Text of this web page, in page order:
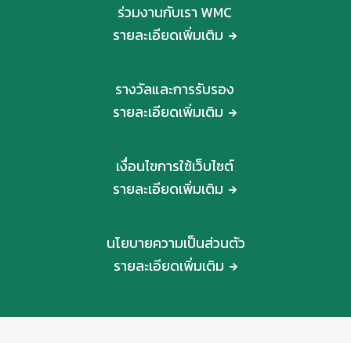
ร่วมงานกับเรา WMC
รายละเอียดเพิ่มเติม
รางวัลและการรับรอง
รายละเอียดเพิ่มเติม
เงื่อนไขการใช้เว็บไซต์
รายละเอียดเพิ่มเติม
นโยบายความเป็นส่วนตัว
รายละเอียดเพิ่มเติม